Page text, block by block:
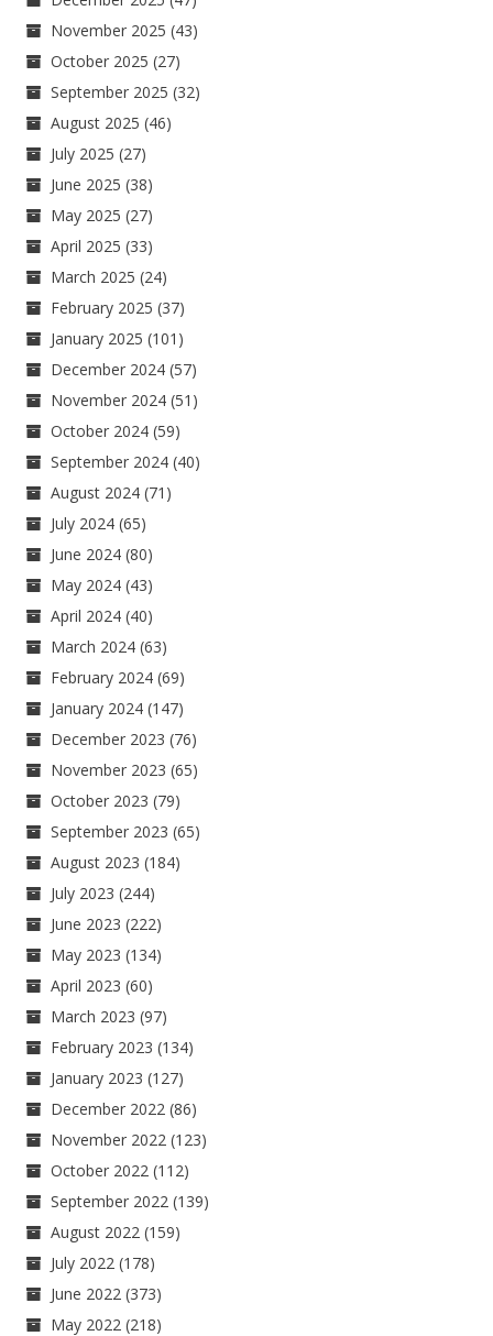
November 2025 (43)
October 2025 (27)
September 2025 (32)
August 2025 (46)
July 2025 (27)
June 2025 (38)
May 2025 (27)
April 2025 (33)
March 2025 (24)
February 2025 (37)
January 2025 (101)
December 2024 (57)
November 2024 (51)
October 2024 (59)
September 2024 (40)
August 2024 (71)
July 2024 (65)
June 2024 (80)
May 2024 (43)
April 2024 (40)
March 2024 (63)
February 2024 (69)
January 2024 (147)
December 2023 (76)
November 2023 (65)
October 2023 (79)
September 2023 (65)
August 2023 (184)
July 2023 (244)
June 2023 (222)
May 2023 (134)
April 2023 (60)
March 2023 (97)
February 2023 (134)
January 2023 (127)
December 2022 (86)
November 2022 (123)
October 2022 (112)
September 2022 (139)
August 2022 (159)
July 2022 (178)
June 2022 (373)
May 2022 (218)